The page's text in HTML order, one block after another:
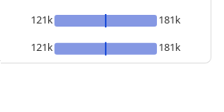
121k
181k
121k
181k